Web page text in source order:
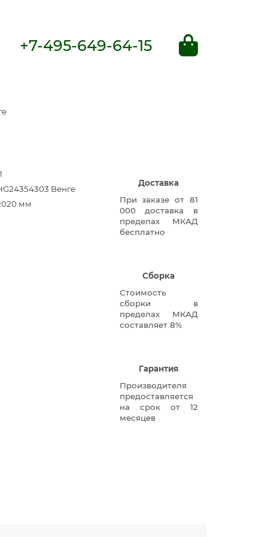
+7-495-649-64-15
Венге
мм
Доставка
При заказе от 81
000 доставка в
пределах МКАД
бесплатно
Сборка
Стоимость
сборки в
пределах МКАД
составляет 8%
Гарантия
Производителя
предоставляется
на срок от 12
месяцев